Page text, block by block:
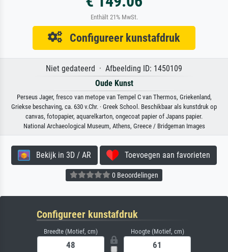
Enthält 21% MwSt.
Configureer kunstafdruk
Niet gedateerd · Afbeelding ID: 1450109
Oude Kunst
Perseus Jager, fresco van metope van Tempel C van Thermos, Griekenland,
Griekse beschaving, ca. 630 v.Chr. · Greek School. Beschikbaar als kunstdruk op
canvas, fotopapier, aquarelkarton, ongecoat papier of Japans papier.
National Archaeological Museum, Athens, Greece / Bridgeman Images
Bekijk in 3D / AR Toevoegen aan favorieten
0 Beoordelingen
Configureer kunstafdruk
Breedte (Motief, cm) Hoogte (Motief, cm)